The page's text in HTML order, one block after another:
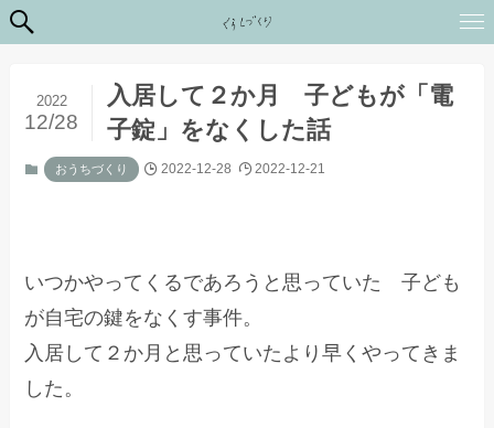
入居して２か月 子どもが「電
子錠」をなくした話
2022
12/28
おうちづくり 2022-12-28 2022-12-21
いつかやってくるであろうと思っていた 子ども
が自宅の鍵をなくす事件。
入居して２か月と思っていたより早くやってきま
した。